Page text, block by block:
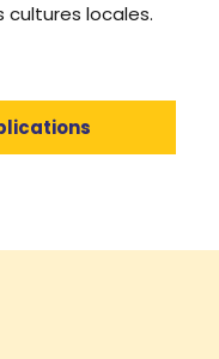
locales.